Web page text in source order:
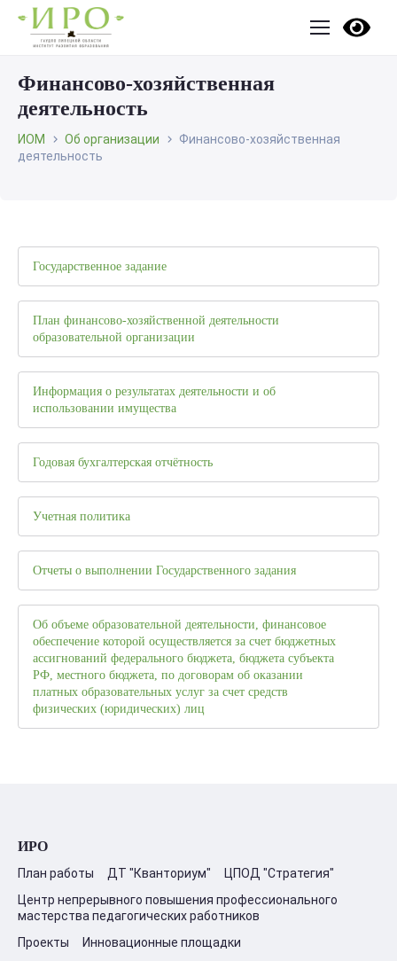
Финансово-хозяйственная
деятельность
ИОМ Об организации
Финансово-хозяйственная
деятельность
Государственное задание
План финансово-хозяйственной деятельности
образовательной организации
Информация о результатах деятельности и об
использовании имущества
Годовая бухгалтерская отчётность
Учетная политика
Отчеты о выполнении Государственного задания
Об объеме образовательной деятельности, финансовое
обеспечение которой осуществляется за счет бюджетных
ассигнований федерального бюджета, бюджета субъекта
РФ, местного бюджета, по договорам об оказании
платных образовательных услуг за счет средств
физических (юридических) лиц
ИРО
План работы ДТ "Кванториум"
ЦПОД "Стратегия"
Центр непрерывного повышения профессионального
мастерства педагогических работников
Проекты
Инновационные площадки